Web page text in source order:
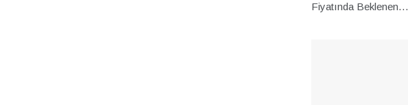
Fiyatında Beklenen…